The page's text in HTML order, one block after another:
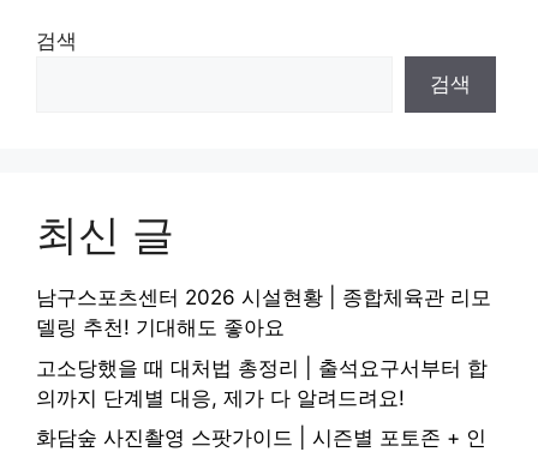
검색
검색
최신 글
남구스포츠센터 2026 시설현황 | 종합체육관 리모
델링 추천! 기대해도 좋아요
고소당했을 때 대처법 총정리 | 출석요구서부터 합
의까지 단계별 대응, 제가 다 알려드려요!
화담숲 사진촬영 스팟가이드 | 시즌별 포토존 + 인